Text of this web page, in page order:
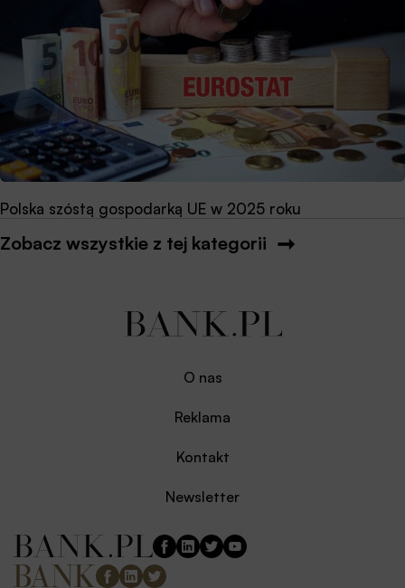
Polska szóstą gospodarką UE w 2025 roku
Zobacz wszystkie z tej kategorii
O nas
Reklama
Kontakt
Newsletter